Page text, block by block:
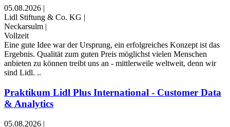
05.08.2026 |
Lidl Stiftung & Co. KG |
Neckarsulm |
Vollzeit
Eine gute Idee war der Ursprung, ein erfolgreiches Konzept ist das
Ergebnis. Qualität zum guten Preis möglichst vielen Menschen
anbieten zu können treibt uns an - mittlerweile weltweit, denn wir
sind Lidl. ..
Praktikum Lidl Plus International - Customer Data
& Analytics
05.08.2026 |